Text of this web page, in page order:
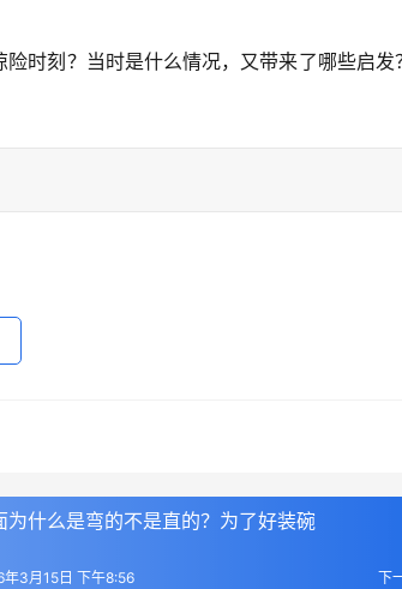
时刻？当时是什么情况，又带来了哪些启发
为什么是弯的不是直的？为了好装碗
下
年3月15日 下午8:56